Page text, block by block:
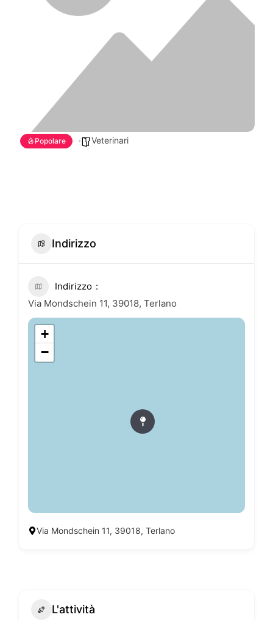
Popolare Veterinari
Indirizzo
Indirizzo
Via Mondschein 11, 39018, Terlano
+
−
Via Mondschein 11, 39018, Terlano
L'attività